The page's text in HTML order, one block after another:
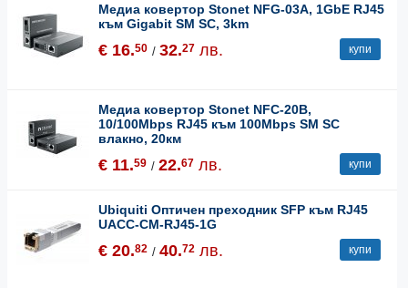
Медиа ковертор Stonet NFG-03A, 1GbE RJ45
към Gigabit SM SC, 3km
€ 16.50 / 32.27 лв. купи
Медиа ковертор Stonet NFC-20B,
10/100Mbps RJ45 към 100Mbps SM SC
влакно, 20км
€ 11.59 / 22.67 лв. купи
Ubiquiti Оптичен преходник SFP към RJ45
UACC-CM-RJ45-1G
€ 20.82 / 40.72 лв. купи